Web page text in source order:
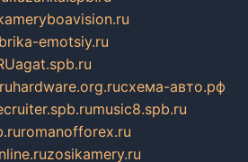
emotsiy.ru
agat.spb.ru
hardware.org.ruсхема-авто.рф
music8.spb.ru
romanofforex.ru
zosikamery.ru